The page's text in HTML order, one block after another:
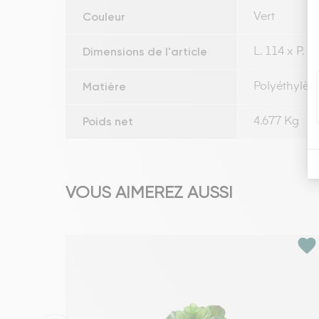
Couleur Vert
Dimensions de l'article L. 114 x P.
Matière
Poids net 4.677 Kg
VOUS AIMEREZ AUSSI
favorite